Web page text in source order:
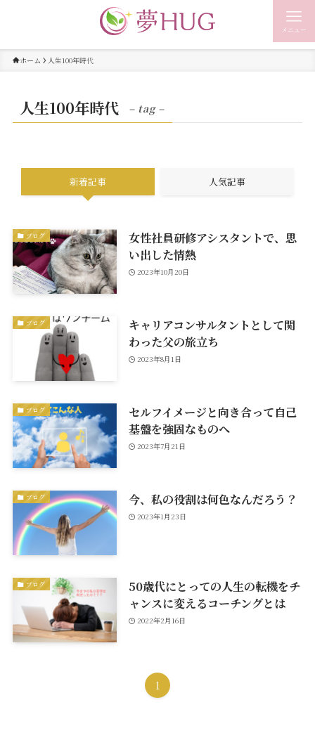
メニュー
ホーム 人生100年時代
人生100年時代 – tag –
新着記事 人気記事
ブログ
女性社員研修アシスタントで、思
い出した情熱
2023年10月20日
ブログ
キャリアコンサルタントとして関
わった父の旅立ち
2023年8月1日
ブログ
セルフイメージと向き合って自己
基盤を強固なものへ
2023年7月21日
ブログ 今、私の役割は何色なんだろう？
2023年1月23日
ブログ
50歳代にとっての人生の転機をチ
ャンスに変えるコーチングとは
2022年2月16日
1